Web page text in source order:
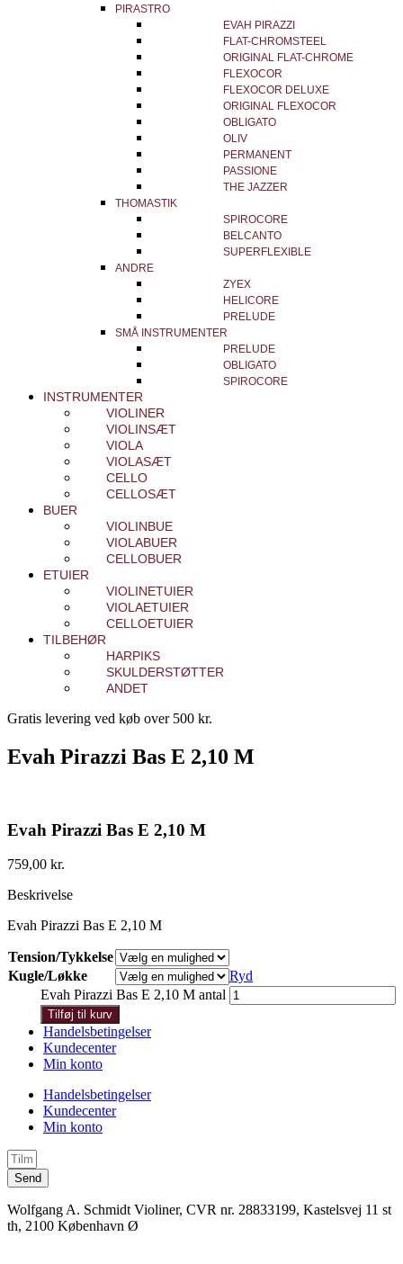
PIRASTRO
EVAH PIRAZZI
FLAT-CHROMSTEEL
ORIGINAL FLAT-CHROME
FLEXOCOR
FLEXOCOR DELUXE
ORIGINAL FLEXOCOR
OBLIGATO
OLIV
PERMANENT
PASSIONE
THE JAZZER
THOMASTIK
SPIROCORE
BELCANTO
SUPERFLEXIBLE
ANDRE
ZYEX
HELICORE
PRELUDE
SMÅ INSTRUMENTER
PRELUDE
OBLIGATO
SPIROCORE
INSTRUMENTER
VIOLINER
VIOLINSÆT
VIOLA
VIOLASÆT
CELLO
CELLOSÆT
BUER
VIOLINBUE
VIOLABUER
CELLOBUER
ETUIER
VIOLINETUIER
VIOLAETUIER
CELLOETUIER
TILBEHØR
HARPIKS
SKULDERSTØTTER
ANDET
Gratis levering ved køb over 500 kr.
Evah Pirazzi Bas E 2,10 M
Evah Pirazzi Bas E 2,10 M
759,00 kr.
Beskrivelse
Evah Pirazzi Bas E 2,10 M
Tension/Tykkelse
Kugle/Løkke
Ryd
Evah Pirazzi Bas E 2,10 M antal
Tilføj til kurv
Handelsbetingelser
Kundecenter
Min konto
Handelsbetingelser
Kundecenter
Min konto
Send
Wolfgang A. Schmidt Violiner, CVR nr. 28833199, Kastelsvej 11 st
th, 2100 København Ø